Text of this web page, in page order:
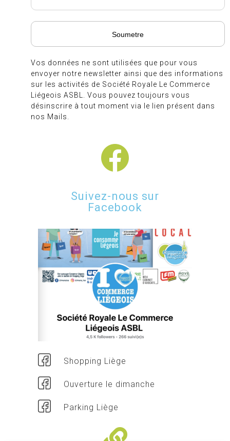
Vos données ne sont utilisées que pour vous
envoyer notre newsletter ainsi que des informations
sur les activités de Société Royale Le Commerce
Liégeois ASBL. Vous pouvez toujours vous
désinscrire à tout moment via le lien présent dans
nos Mails.
Suivez-nous sur
Facebook
Shopping Liège
Ouverture le dimanche
Parking Liège